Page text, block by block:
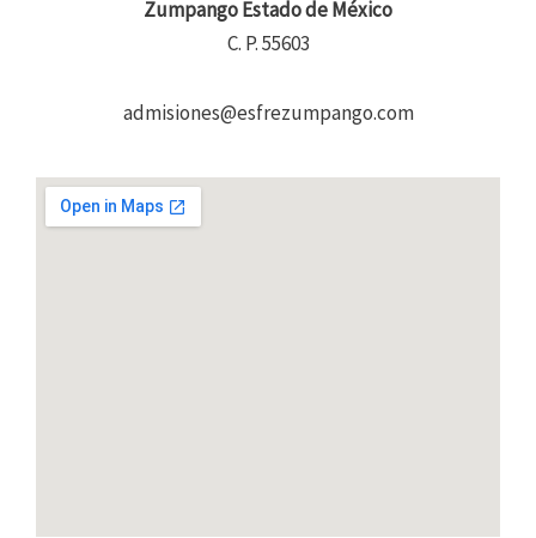
Zumpango Estado de México
C. P. 55603
admisiones@esfrezumpango.com